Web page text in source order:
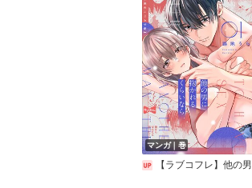
マンガ｜巻
【ラブコフレ】他の男に抱かれるくらいなら －幼馴染のこじらせ愛－